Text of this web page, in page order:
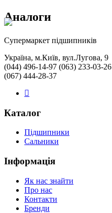
Аналоги
Cупермаркет підшипників
Україна, м.Київ, вул.Лугова, 9
(044) 496-14-97 (063) 233-03-26
(067) 444-28-37
Каталог
Підшипники
Сальники
Інформація
Як нас знайти
Про нас
Контакти
Бренди